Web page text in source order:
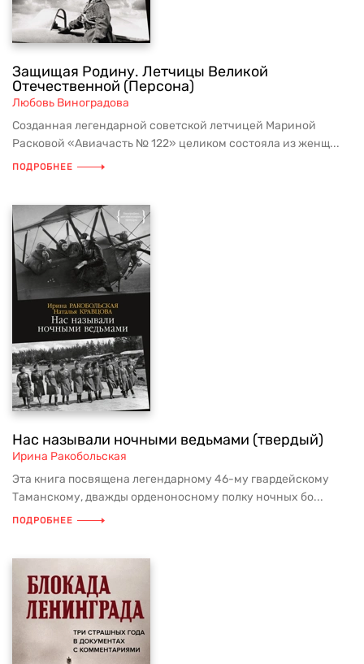
Защищая Родину. Летчицы Великой
Отечественной (Персона)
Любовь Виноградова
Созданная легендарной советской летчицей Мариной
Расковой «Авиачасть № 122» целиком состояла из женщ...
ПОДРОБНЕЕ
Нас называли ночными ведьмами (твердый)
Ирина Ракобольская
Эта книга посвящена легендарному 46-му гвардейскому
Таманскому, дважды орденоносному полку ночных бо...
ПОДРОБНЕЕ